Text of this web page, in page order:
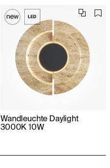
Wandleuchte Daylight
3000K 10W